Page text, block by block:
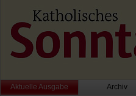
Aktuelle Ausgabe Archiv